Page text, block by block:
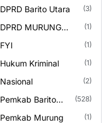
DPRD Barito Utara (3)
DPRD MURUNG
(1)
FYI (1)
Hukum Kriminal (1)
Nasional (2)
Pemkab Barito
(528)
Pemkab Murung (1)